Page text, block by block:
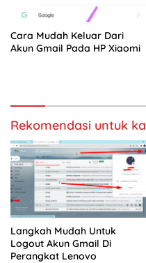
Cara Mudah Keluar Dari
Akun Gmail Pada HP Xiaomi
Rekomendasi untuk
Langkah Mudah Untuk
Logout Akun Gmail Di
Perangkat Lenovo